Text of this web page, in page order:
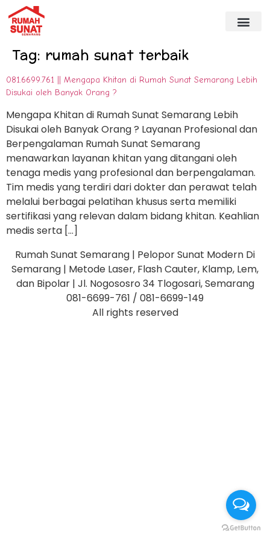
Tag: rumah sunat terbaik
081.6699.761 || Mengapa Khitan di Rumah Sunat Semarang Lebih
Disukai oleh Banyak Orang ?
Mengapa Khitan di Rumah Sunat Semarang Lebih
Disukai oleh Banyak Orang ? Layanan Profesional dan
Berpengalaman Rumah Sunat Semarang
menawarkan layanan khitan yang ditangani oleh
tenaga medis yang profesional dan berpengalaman.
Tim medis yang terdiri dari dokter dan perawat telah
melalui berbagai pelatihan khusus serta memiliki
sertifikasi yang relevan dalam bidang khitan. Keahlian
medis serta […]
Rumah Sunat Semarang | Pelopor Sunat Modern Di
Semarang | Metode Laser, Flash Cauter, Klamp, Lem,
dan Bipolar | Jl. Nogososro 34 Tlogosari, Semarang
081-6699-761 / 081-6699-149
All rights reserved